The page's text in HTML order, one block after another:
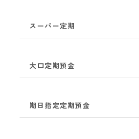
スーパー定期
大口定期預金
期日指定定期預金